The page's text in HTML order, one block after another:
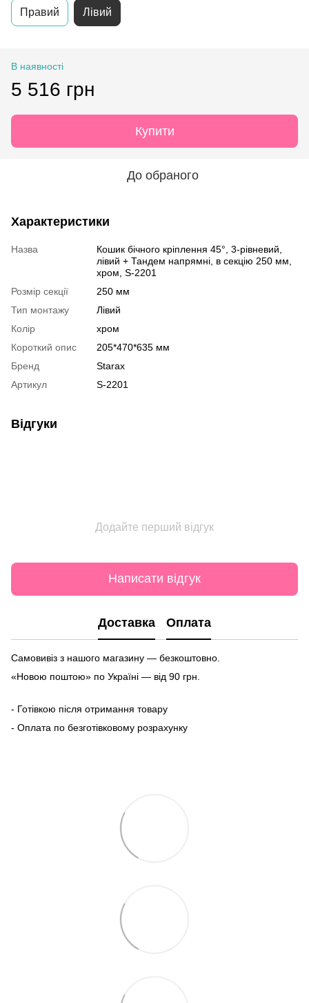
Правий Лівий
В наявності
5 516 грн
Купити
До обраного
Характеристики
Назва
Кошик бічного кріплення 45°, 3-рівневий,
лівий + Тандем напрямні, в секцію 250 мм,
хром, S-2201
Розмір секції
250 мм
Тип монтажу
Лівий
Колір
хром
Короткий опис
205*470*635 мм
Бренд
Starax
Артикул
S-2201
Відгуки
Додайте перший відгук
Написати відгук
Доставка Оплата
Самовивіз з нашого магазину — безкоштовно.
«Новою поштою» по Україні — від 90 грн.
- Готівкою після отримання товару
- Оплата по безготівковому розрахунку